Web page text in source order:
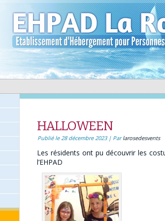
HALLOWEEN
Publié le 28 décembre 2023| Par larosedesvents
Les résidents ont pu découvrir les
l’EHPAD